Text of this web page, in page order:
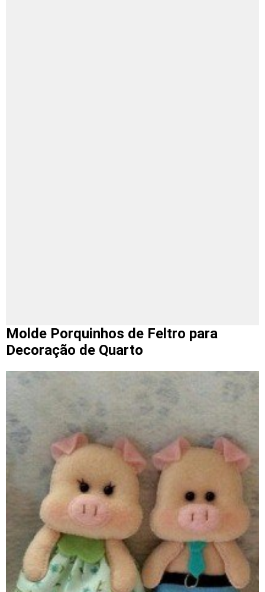
Molde Porquinhos de Feltro para
Decoração de Quarto